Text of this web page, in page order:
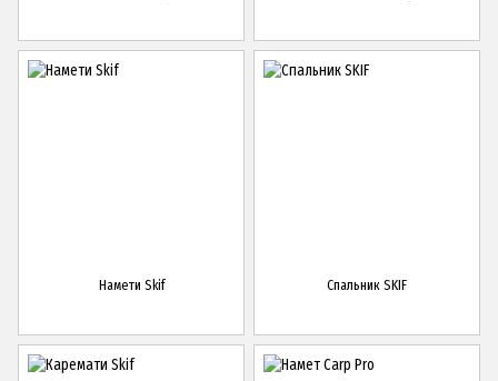
Намети Skif Спальник SKIF